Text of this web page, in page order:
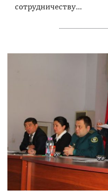
сотрудничеству…